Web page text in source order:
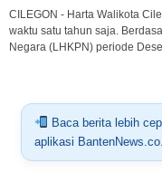
CILEGON - Harta Walikota
waktu satu tahun saja.
Negara (LHKPN) periode
Baca berita lebih
aplikasi